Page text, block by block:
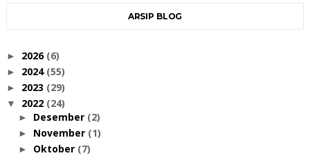
ARSIP BLOG
► 2026 (6)
► 2024 (55)
► 2023 (29)
▼ 2022 (24)
► Desember (2)
► November (1)
► Oktober (7)